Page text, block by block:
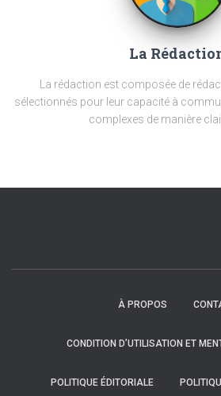
La
La rédaction est composée de
sélectionnés pour leur capacité à
complexes de manière
À PROPOS
CONDITION D’UTILISATION ET
POLITIQUE ÉDITORIALE